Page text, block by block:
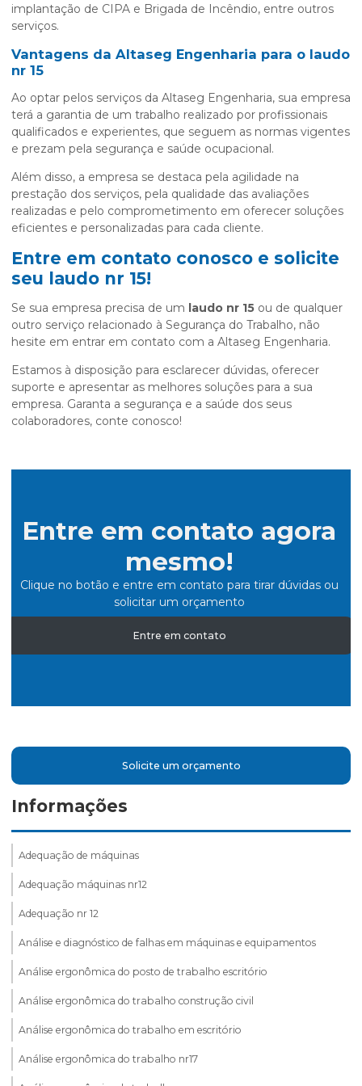
implantação de CIPA e Brigada de Incêndio, entre outros
serviços.
Vantagens da Altaseg Engenharia para o laudo
nr 15
Ao optar pelos serviços da Altaseg Engenharia, sua empresa
terá a garantia de um trabalho realizado por profissionais
qualificados e experientes, que seguem as normas vigentes
e prezam pela segurança e saúde ocupacional.
Além disso, a empresa se destaca pela agilidade na
prestação dos serviços, pela qualidade das avaliações
realizadas e pelo comprometimento em oferecer soluções
eficientes e personalizadas para cada cliente.
Entre em contato conosco e solicite
seu laudo nr 15!
Se sua empresa precisa de um laudo nr 15 ou de qualquer
outro serviço relacionado à Segurança do Trabalho, não
hesite em entrar em contato com a Altaseg Engenharia.
Estamos à disposição para esclarecer dúvidas, oferecer
suporte e apresentar as melhores soluções para a sua
empresa. Garanta a segurança e a saúde dos seus
colaboradores, conte conosco!
Entre em contato agora
mesmo!
Clique no botão e entre em contato para tirar dúvidas ou
solicitar um orçamento
Entre em contato
Solicite um orçamento
Informações
Adequação de máquinas
Adequação máquinas nr12
Adequação nr 12
Análise e diagnóstico de falhas em máquinas e equipamentos
Análise ergonômica do posto de trabalho escritório
Análise ergonômica do trabalho construção civil
Análise ergonômica do trabalho em escritório
Análise ergonômica do trabalho nr17